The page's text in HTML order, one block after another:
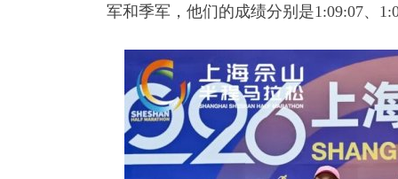
军和季军，他们的成绩分别是1:09:07、